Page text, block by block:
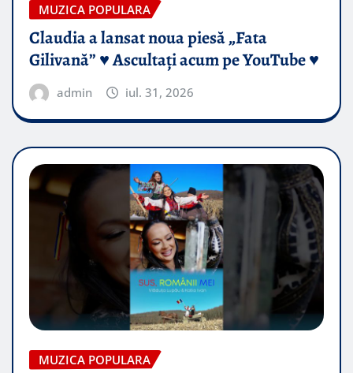
MUZICA POPULARA
Claudia a lansat noua piesă „Fata
Gilivană” ♥️ Ascultați acum pe YouTube ♥️
admin iul. 31, 2026
MUZICA POPULARA